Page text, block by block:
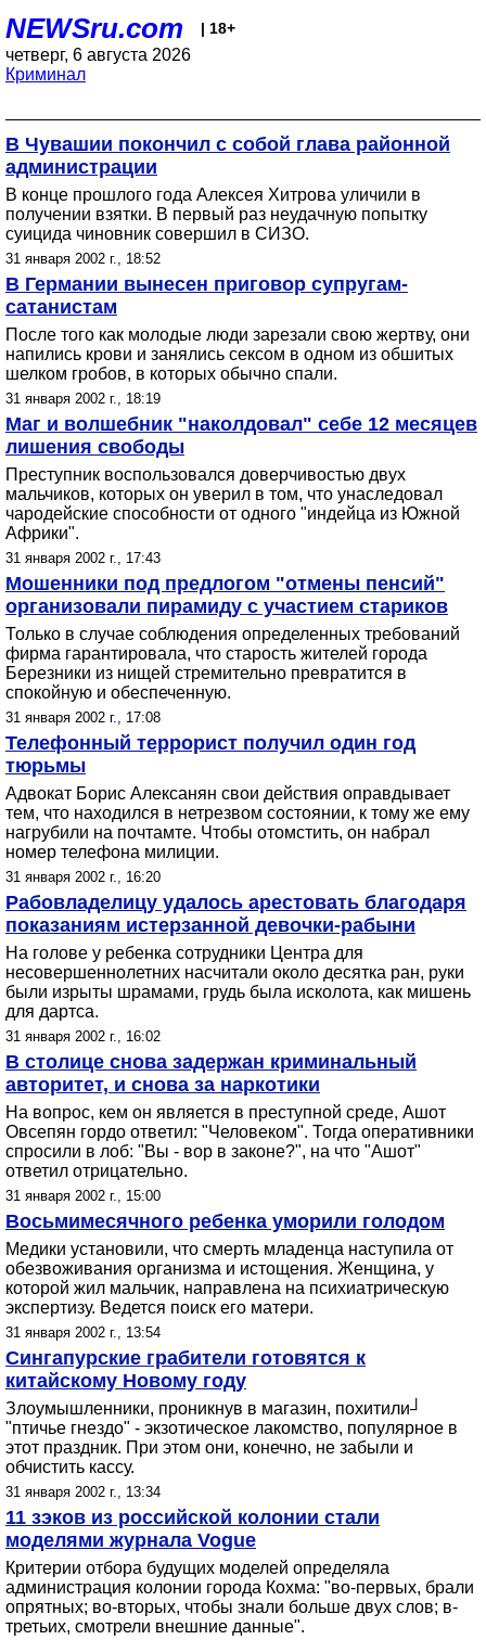
NEWSru.com | 18+
четверг, 6 августа 2026
Криминал
В Чувашии покончил с собой глава районной
администрации
В конце прошлого года Алексея Хитрова уличили в
получении взятки. В первый раз неудачную попытку
суицида чиновник совершил в СИЗО.
31 января 2002 г., 18:52
В Германии вынесен приговор супругам-
сатанистам
После того как молодые люди зарезали свою жертву, они
напились крови и занялись сексом в одном из обшитых
шелком гробов, в которых обычно спали.
31 января 2002 г., 18:19
Маг и волшебник "наколдовал" себе 12 месяцев
лишения свободы
Преступник воспользовался доверчивостью двух
мальчиков, которых он уверил в том, что унаследовал
чародейские способности от одного "индейца из Южной
Африки".
31 января 2002 г., 17:43
Мошенники под предлогом "отмены пенсий"
организовали пирамиду с участием стариков
Только в случае соблюдения определенных требований
фирма гарантировала, что старость жителей города
Березники из нищей стремительно превратится в
спокойную и обеспеченную.
31 января 2002 г., 17:08
Телефонный террорист получил один год
тюрьмы
Адвокат Борис Алексанян свои действия оправдывает
тем, что находился в нетрезвом состоянии, к тому же ему
нагрубили на почтамте. Чтобы отомстить, он набрал
номер телефона милиции.
31 января 2002 г., 16:20
Рабовладелицу удалось арестовать благодаря
показаниям истерзанной девочки-рабыни
На голове у ребенка сотрудники Центра для
несовершеннолетних насчитали около десятка ран, руки
были изрыты шрамами, грудь была исколота, как мишень
для дартса.
31 января 2002 г., 16:02
В столице снова задержан криминальный
авторитет, и снова за наркотики
На вопрос, кем он является в преступной среде, Ашот
Овсепян гордо ответил: "Человеком". Тогда оперативники
спросили в лоб: "Вы - вор в законе?", на что "Ашот"
ответил отрицательно.
31 января 2002 г., 15:00
Восьмимесячного ребенка уморили голодом
Медики установили, что смерть младенца наступила от
обезвоживания организма и истощения. Женщина, у
которой жил мальчик, направлена на психиатрическую
экспертизу. Ведется поиск его матери.
31 января 2002 г., 13:54
Сингапурские грабители готовятся к
китайскому Новому году
Злоумышленники, проникнув в магазин, похитили┘
"птичье гнездо" - экзотическое лакомство, популярное в
этот праздник. При этом они, конечно, не забыли и
обчистить кассу.
31 января 2002 г., 13:34
11 зэков из российской колонии стали
моделями журнала Vogue
Критерии отбора будущих моделей определяла
администрация колонии города Кохма: "во-первых, брали
опрятных; во-вторых, чтобы знали больше двух слов; в-
третьих, смотрели внешние данные".